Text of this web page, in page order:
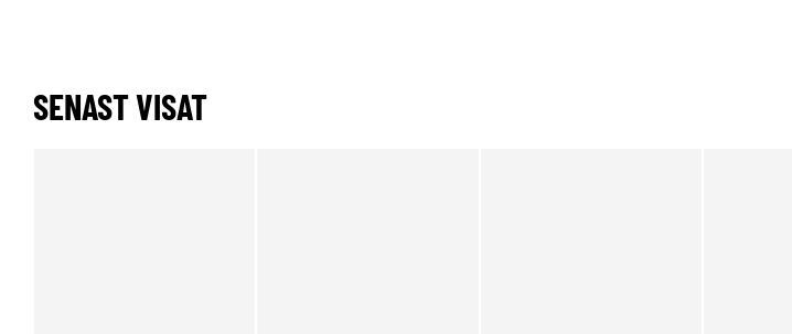
SENAST VISAT